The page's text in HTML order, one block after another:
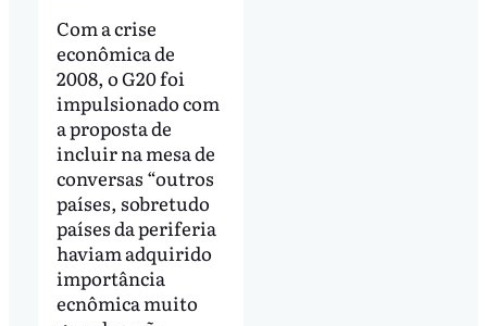
Com a crise
econômica de
2008, o G20 foi
impulsionado com
a proposta de
incluir na mesa de
conversas “outros
países, sobretudo
países da periferia
haviam adquirido
importância
ecnômica muito